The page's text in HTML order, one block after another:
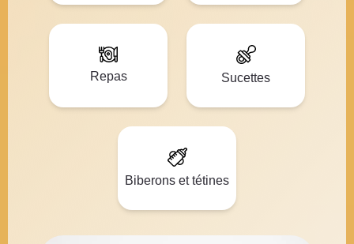
Repas Sucettes
Biberons et tétines